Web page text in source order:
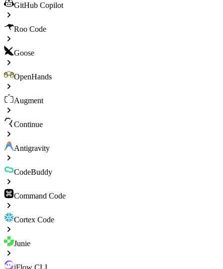
GitHub Copilot
Roo Code
Goose
OpenHands
Augment
Continue
Antigravity
CodeBuddy
Command Code
Cortex Code
Junie
iFlow CLI